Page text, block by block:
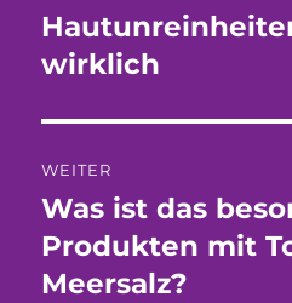
Vorheriger
Beitrag:
wirklich
WEITER
Nächster
Beitrag:
Was ist das
Produkten mit
Meersalz?